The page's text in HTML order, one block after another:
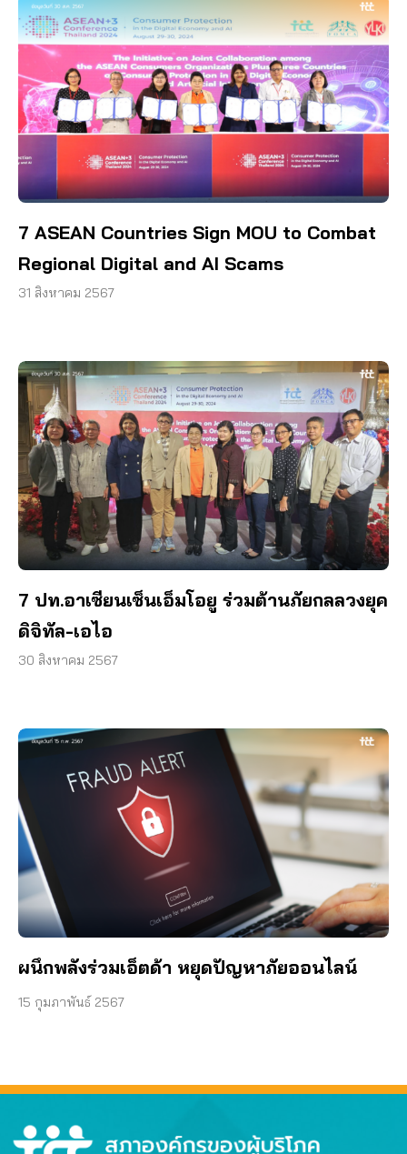
7 ASEAN Countries Sign MOU to Combat
Regional Digital and AI Scams
31 สิงหาคม 2567
7 ปท.อาเซียนเซ็นเอ็มโอยู ร่วมต้านภัยกลลวงยุค
ดิจิทัล-เอไอ
30 สิงหาคม 2567
ผนึกพลังร่วมเอ็ตด้า หยุดปัญหาภัยออนไลน์
15 กุมภาพันธ์ 2567